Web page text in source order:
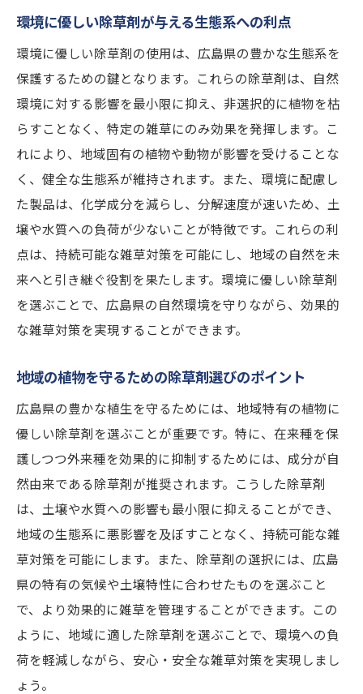
地域に根ざした除草剤選びのポイント
持続可能な環境のための除草剤選択法
雑草問題を解決するための広島県特有の除草剤
活用法
広島県の家庭に適した除草剤使用法
除草剤が雑草問題解決に果たす役割
広島県での雑草問題別に効果的な対策
除草剤選びで雑草問題を解決するコツ
広島県特有の雑草に対応する除草剤
効果的な除草剤活用で雑草管理を楽に
広島県の自然環境を守るための効果的な雑草対
策アプローチ
広島県の生態系を支える雑草管理法
地域の自然を重視した雑草対策の必要性
広島県の自然保護と除草剤使用のバランス
自然環境を守るための持続可能な雑草対策
地域に根ざした広島県の雑草対策と除草剤の役
割
地域特有の課題を解決する除草剤の使い方
広島県民が信頼する除草剤の選び方
除草剤が地域コミュニティに与える影響
環境に優しい除草剤が与える生態系への利点
環境に優しい除草剤の使用は、広島県の豊かな生態系を
保護するための鍵となります。これらの除草剤は、自然
環境に対する影響を最小限に抑え、非選択的に植物を枯
らすことなく、特定の雑草にのみ効果を発揮します。こ
れにより、地域固有の植物や動物が影響を受けることな
く、健全な生態系が維持されます。また、環境に配慮し
た製品は、化学成分を減らし、分解速度が速いため、土
壌や水質への負荷が少ないことが特徴です。これらの利
点は、持続可能な雑草対策を可能にし、地域の自然を未
来へと引き継ぐ役割を果たします。環境に優しい除草剤
を選ぶことで、広島県の自然環境を守りながら、効果的
な雑草対策を実現することができます。
地域の植物を守るための除草剤選びのポイント
広島県の豊かな植生を守るためには、地域特有の植物に
優しい除草剤を選ぶことが重要です。特に、在来種を保
護しつつ外来種を効果的に抑制するためには、成分が自
然由来である除草剤が推奨されます。こうした除草剤
は、土壌や水質への影響も最小限に抑えることができ、
地域の生態系に悪影響を及ぼすことなく、持続可能な雑
草対策を可能にします。また、除草剤の選択には、広島
県の特有の気候や土壌特性に合わせたものを選ぶこと
で、より効果的に雑草を管理することができます。この
ように、地域に適した除草剤を選ぶことで、環境への負
荷を軽減しながら、安心・安全な雑草対策を実現しまし
ょう。